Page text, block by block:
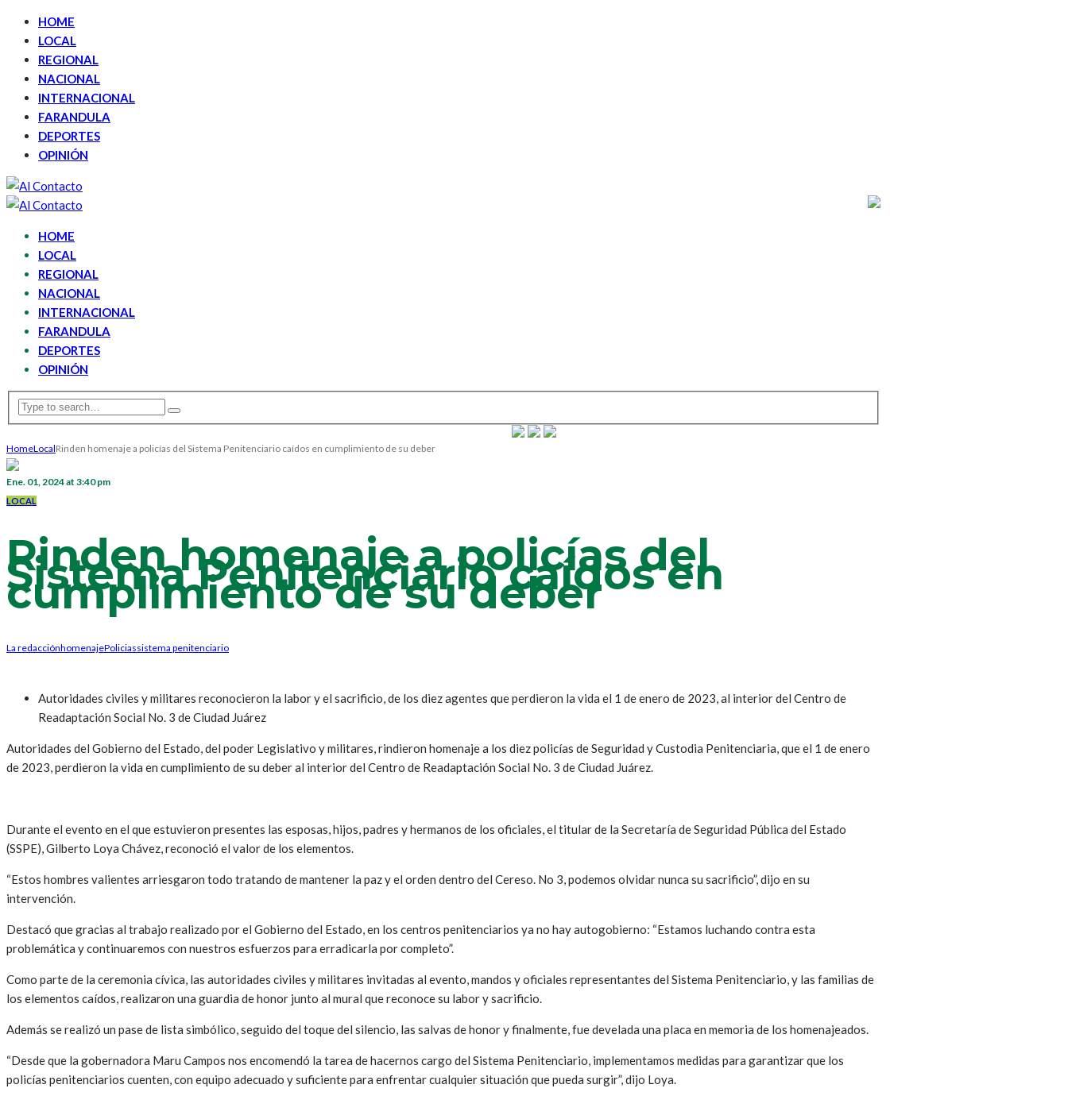
HOME
LOCAL
REGIONAL
NACIONAL
INTERNACIONAL
FARANDULA
DEPORTES
OPINIÓN
HOME
LOCAL
REGIONAL
NACIONAL
INTERNACIONAL
FARANDULA
DEPORTES
OPINIÓN
HomeLocalRinden homenaje a policías del Sistema Penitenciario caídos en cumplimiento de su deber
Ene. 01, 2024 at 3:40 pm
LOCAL
Rinden homenaje a policías del
Sistema Penitenciario caídos en
cumplimiento de su deber
La redacciónhomenajePoliciassistema penitenciario
Autoridades civiles y militares reconocieron la labor y el sacrificio, de los diez agentes que perdieron la vida el 1 de enero de 2023, al interior del Centro de
Readaptación Social No. 3 de Ciudad Juárez
Autoridades del Gobierno del Estado, del poder Legislativo y militares, rindieron homenaje a los diez policías de Seguridad y Custodia Penitenciaria, que el 1 de enero
de 2023, perdieron la vida en cumplimiento de su deber al interior del Centro de Readaptación Social No. 3 de Ciudad Juárez.
Durante el evento en el que estuvieron presentes las esposas, hijos, padres y hermanos de los oficiales, el titular de la Secretaría de Seguridad Pública del Estado
(SSPE), Gilberto Loya Chávez, reconoció el valor de los elementos.
“Estos hombres valientes arriesgaron todo tratando de mantener la paz y el orden dentro del Cereso. No 3, podemos olvidar nunca su sacrificio”, dijo en su
intervención.
Destacó que gracias al trabajo realizado por el Gobierno del Estado, en los centros penitenciarios ya no hay autogobierno: “Estamos luchando contra esta
problemática y continuaremos con nuestros esfuerzos para erradicarla por completo”.
Como parte de la ceremonia cívica, las autoridades civiles y militares invitadas al evento, mandos y oficiales representantes del Sistema Penitenciario, y las familias de
los elementos caídos, realizaron una guardia de honor junto al mural que reconoce su labor y sacrificio.
Además se realizó un pase de lista simbólico, seguido del toque del silencio, las salvas de honor y finalmente, fue develada una placa en memoria de los homenajeados.
“Desde que la gobernadora Maru Campos nos encomendó la tarea de hacernos cargo del Sistema Penitenciario, implementamos medidas para garantizar que los
policías penitenciarios cuenten, con equipo adecuado y suficiente para enfrentar cualquier situación que pueda surgir”, dijo Loya.